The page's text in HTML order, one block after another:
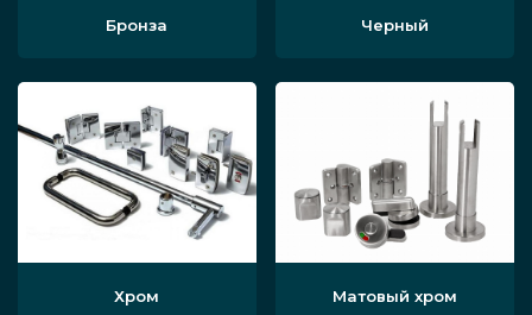
Бронза Черный
Хром Матовый хром